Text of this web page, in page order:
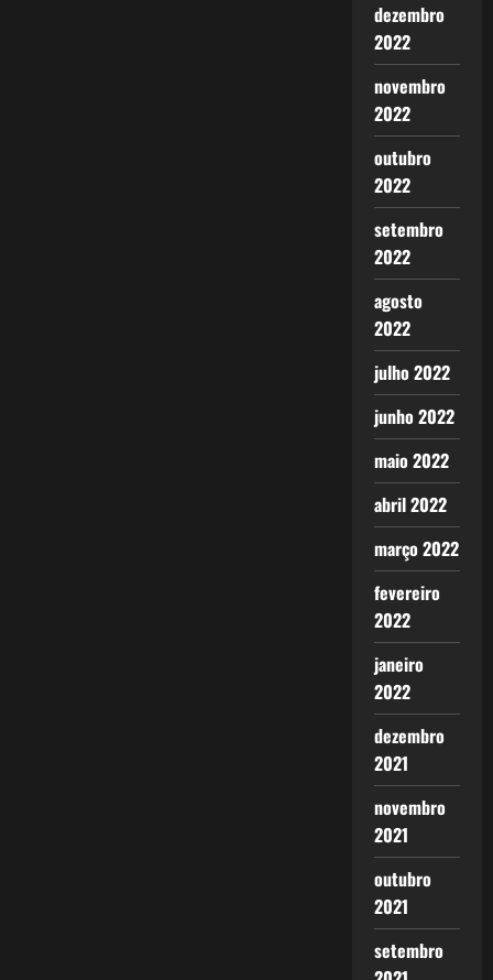
dezembro
2022
novembro
2022
outubro
2022
setembro
2022
agosto
2022
julho 2022
junho 2022
maio 2022
abril 2022
março 2022
fevereiro
2022
janeiro
2022
dezembro
2021
novembro
2021
outubro
2021
setembro